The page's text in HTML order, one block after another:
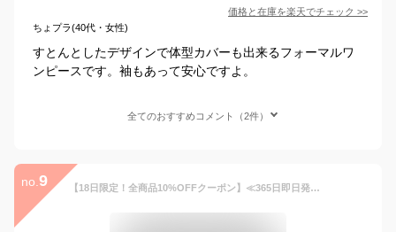
価格と在庫を楽天でチェック >>
ちょプラ(40代・女性)
すとんとしたデザインで体型カバーも出来るフォーマルワ
ンピースです。袖もあって安心ですよ。
全てのおすすめコメント（2件）
no. 9 【18日限定！全商品10%OFFクーポン】≪365日即日発送≫【NHK連ドラ「おむすび」着用商品】ロング丈 洗える カレット 喪服 礼服 ブラックフォーマル ジャケット ワンピース スーツ セットアップ アンサンブル レディース 女性 ウォッシャブル 夏用 葬儀 葬式 通夜